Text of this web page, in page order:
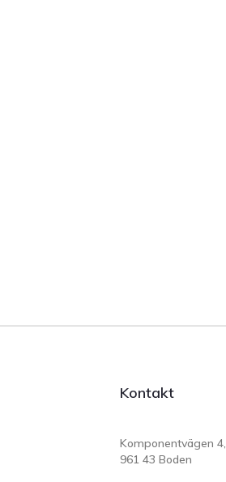
Kontakt
Komponentvägen 4,
961 43 Boden